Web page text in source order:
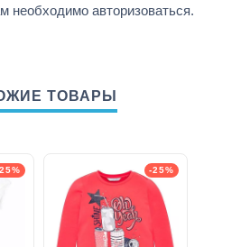
необходимо авторизоваться.
ТОВАРЫ
-25%